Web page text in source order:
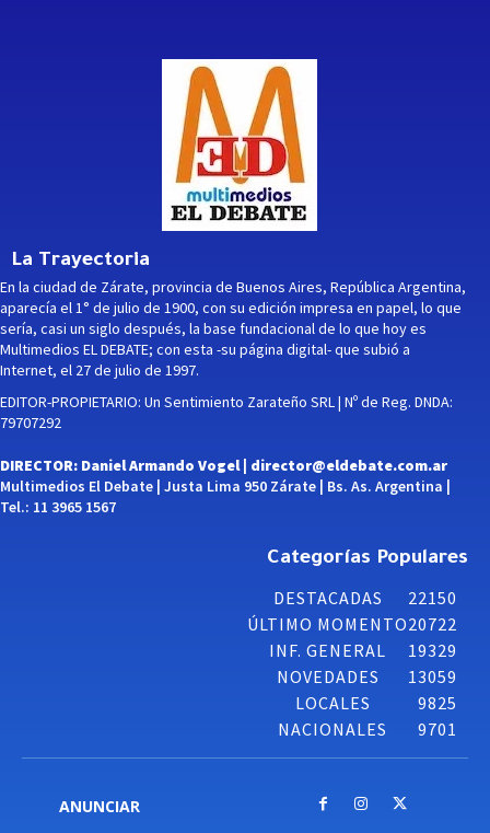
La Trayectoria
En la ciudad de Zárate, provincia de Buenos Aires, República Argentina,
aparecía el 1° de julio de 1900, con su edición impresa en papel, lo que
sería, casi un siglo después, la base fundacional de lo que hoy es
Multimedios EL DEBATE; con esta -su página digital- que subió a
Internet, el 27 de julio de 1997.
EDITOR-PROPIETARIO: Un Sentimiento Zarateño SRL | Nº de Reg. DNDA:
79707292
DIRECTOR: Daniel Armando Vogel | director@eldebate.com.ar
Multimedios El Debate | Justa Lima 950 Zárate | Bs. As. Argentina |
Tel.: 11 3965 1567
Categorías Populares
DESTACADAS
22150
ÚLTIMO MOMENTO20722
INF. GENERAL
19329
NOVEDADES
13059
LOCALES
9825
NACIONALES
9701
ANUNCIAR